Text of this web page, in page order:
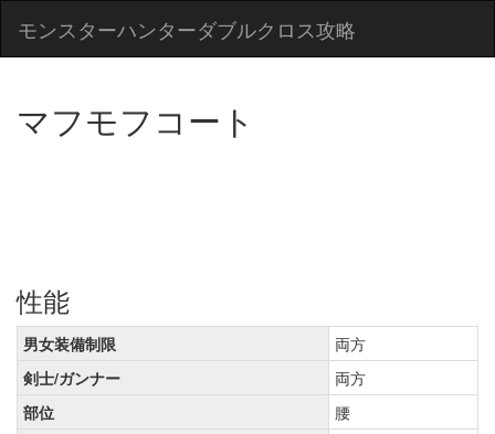
モンスターハンターダブルクロス攻略
マフモフコート
性能
男女装備制限
両方
剣士/ガンナー
両方
部位
腰